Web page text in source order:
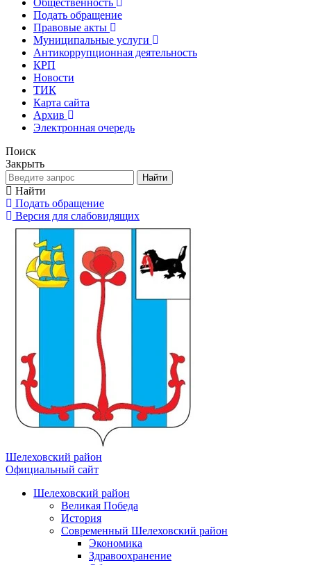
Подать обращение
Правовые акты
Муниципальные услуги
Антикоррупционная деятельность
КРП
Новости
ТИК
Карта сайта
Архив
Электронная очередь
Поиск
Закрыть
Найти
Найти
Подать обращение
Версия для слабовидящих
Шелеховский район
Официальный сайт
Шелеховский район
Великая Победа
История
Современный Шелеховский район
Экономика
Здравоохранение